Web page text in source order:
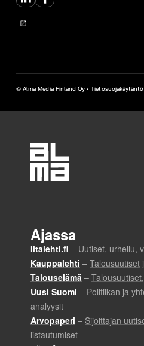
© Alma Media Finland Oy •Tietosuojakäytäntö